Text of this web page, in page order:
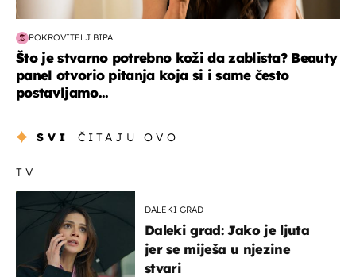
POKROVITELJ BIPA
Što je stvarno potrebno koži da zablista? Beauty
panel otvorio pitanja koja si i same često
postavljamo...
SVI ČITAJU OVO
TV
DALEKI GRAD
Daleki grad: Jako je ljuta
jer se miješa u njezine
stvari